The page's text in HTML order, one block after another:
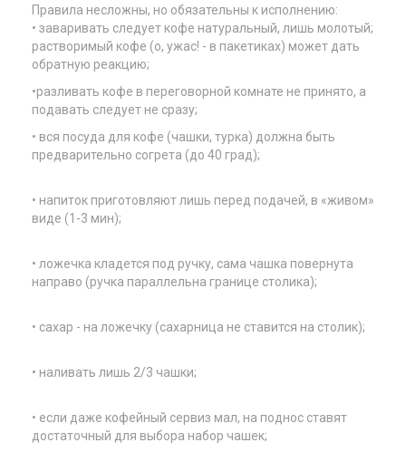
Правила несложны, но обязательны к исполнению:
• заваривать следует кофе натуральный, лишь молотый;
растворимый кофе (о, ужас! - в пакетиках) может дать
обратную реакцию;
•разливать кофе в переговорной комнате не принято, а
подавать следует не сразу;
• вся посуда для кофе (чашки, турка) должна быть
предварительно согрета (до 40 град);
• напиток приготовляют лишь перед подачей, в «живом»
виде (1-3 мин);
• ложечка кладется под ручку, сама чашка повернута
направо (ручка параллельна границе столика);
• сахар - на ложечку (сахарница не ставится на столик);
• наливать лишь 2/3 чашки;
• если даже кофейный сервиз мал, на поднос ставят
достаточный для выбора набор чашек;